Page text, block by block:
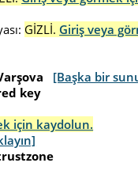
GİZLİ. Giriş veya
[Başka bir
key
için kaydolun.